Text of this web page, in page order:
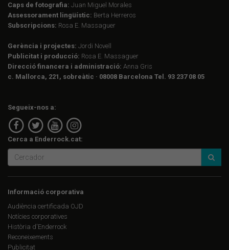
Caps de fotografia: Juan Miguel Morales
Assessorament lingüístic: Berta Herreros
Subscripcions: Rosa E. Massaguer
Gerència i projectes: Jordi Novell
Publicitat i producció: Rosa E. Massaguer
Direcció financera i administració: Anna Gris
c. Mallorca, 221, sobreàtic · 08008 Barcelona Tel. 93 237 08 05
Segueix-nos a:
Cerca a Enderrock.cat:
Informació corporativa
Audiència certificada OJD
Notícies corporatives
Història d'Enderrock
Reconeixements
Publicitat